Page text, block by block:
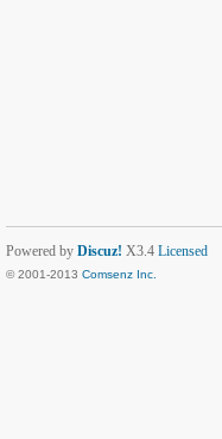
Powered by Discuz! X3.4 Licensed
© 2001-2013 Comsenz Inc.